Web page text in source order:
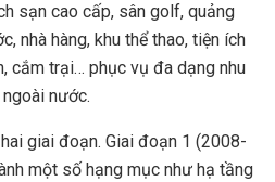
sạn cao cấp, sân golf, quảng
nhà hàng, khu thể thao, tiện ích
cắm trại… phục vụ đa dạng nhu
nước.
giai đoạn. Giai đoạn 1 (2008-
một số hạng mục như hạ tầng